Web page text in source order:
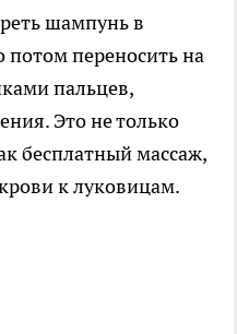
шампунь в
потом переносить на
пальцев,
Это не только
бесплатный массаж,
к луковицам.